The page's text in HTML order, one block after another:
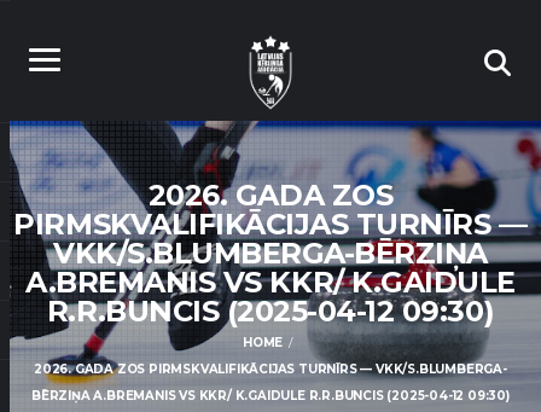
2026. GADA ZOS
PIRMSKVALIFIKĀCIJAS TURNĪRS —
VKK/S.BLUMBERGA-BĒRZIŅA
A.BREMANIS VS KKR/ K.GAIDULE
R.R.BUNCIS (2025-04-12 09:30)
HOME
2026. GADA ZOS PIRMSKVALIFIKĀCIJAS TURNĪRS — VKK/S.BLUMBERGA-
BĒRZIŅA A.BREMANIS VS KKR/ K.GAIDULE R.R.BUNCIS (2025-04-12 09:30)